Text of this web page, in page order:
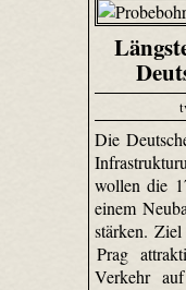
Die
wollen die
einem
stärken.
Prag
Verkehr